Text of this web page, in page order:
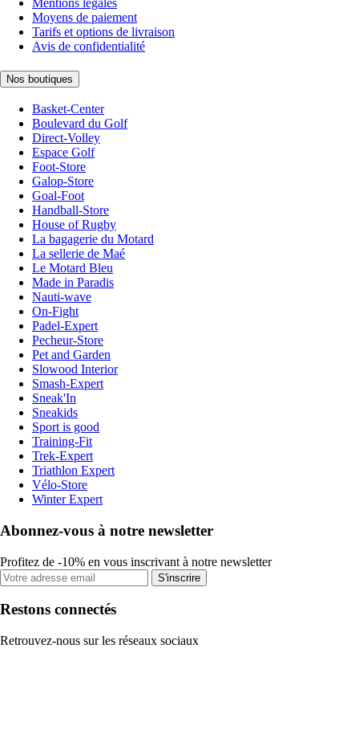
Moyens de paiement
Tarifs et options de livraison
Avis de confidentialité
Nos boutiques
Basket-Center
Boulevard du Golf
Direct-Volley
Espace Golf
Foot-Store
Galop-Store
Goal-Foot
Handball-Store
House of Rugby
La bagagerie du Motard
La sellerie de Maé
Le Motard Bleu
Made in Paradis
Nauti-wave
On-Fight
Padel-Expert
Pecheur-Store
Pet and Garden
Slowood Interior
Smash-Expert
Sneak'In
Sneakids
Sport is good
Training-Fit
Trek-Expert
Triathlon Expert
Vélo-Store
Winter Expert
Abonnez-vous à notre newsletter
Profitez de -10% en vous inscrivant à notre newsletter
S'inscrire
Restons connectés
Retrouvez-nous sur les réseaux sociaux